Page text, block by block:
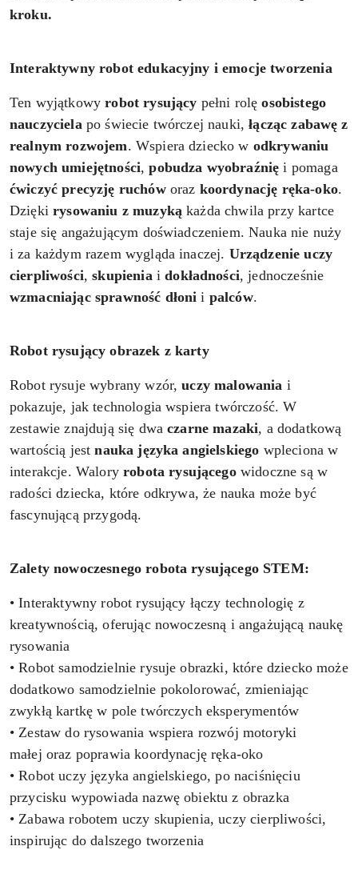
kroku.
Interaktywny robot edukacyjny i emocje tworzenia
Ten wyjątkowyrobot rysujący pełni rolęosobistego
nauczyciela po świecie twórczej nauki,łącząc zabawę z
realnym rozwojem. Wspiera dziecko w odkrywaniu
nowych umiejętności,pobudza wyobraźnię i pomaga
ćwiczyć precyzję ruchóworaz koordynację ręka-oko.
Dziękirysowaniu z muzyką każda chwila przy kartce
staje się angażującym doświadczeniem. Nauka nie nuży
i za każdym razem wygląda inaczej. Urządzenie uczy
cierpliwości,skupienia idokładności, jednocześnie
wzmacniając sprawność dłonii palców.
Robot rysujący obrazek z karty
Robot rysuje wybrany wzór,uczy malowania i
pokazuje, jak technologia wspiera twórczość. W
zestawie znajdują się dwaczarne mazaki, a dodatkową
wartością jestnauka języka angielskiego wpleciona w
interakcje. Waloryrobota rysującegowidoczne są w
radości dziecka, które odkrywa, że nauka może być
fascynującą przygodą.
Zalety nowoczesnego robota rysującego STEM:
• Interaktywny robot rysujący łączy technologię z
kreatywnością, oferując nowoczesną i angażującą naukę
rysowania
• Robot samodzielnie rysuje obrazki, które dziecko może
dodatkowo samodzielnie pokolorować, zmieniając
zwykłą kartkę w pole twórczych eksperymentów
• Zestaw do rysowania wspiera rozwój motoryki
małej oraz poprawia koordynację ręka-oko
• Robot uczy języka angielskiego, po naciśnięciu
przycisku wypowiada nazwę obiektu z obrazka
• Zabawa robotem uczy skupienia, uczy cierpliwości,
inspirując do dalszego tworzenia